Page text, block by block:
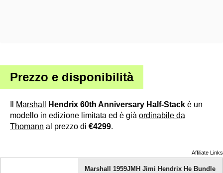
Prezzo e disponibilità
Marshall Hendrix 60th Anniversary Half-Stack è un
modello in edizione limitata ed è già ordinabile da
Thomann al prezzo di €4299.
Affiliate Links
Marshall 1959JMH Jimi Hendrix He Bundle